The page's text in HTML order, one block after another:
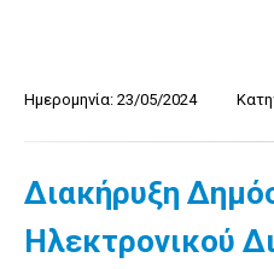
Ημερομηνία: 23/05/2024
Διακήρυξη
Ηλεκτρονικού